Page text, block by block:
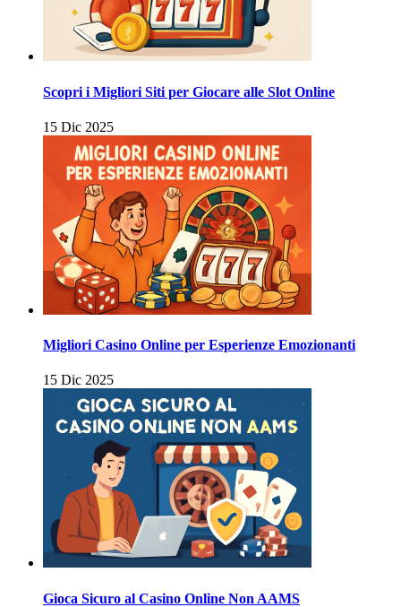
Scopri i Migliori Siti per Giocare alle Slot Online
15 Dic 2025
Migliori Casino Online per Esperienze Emozionanti
15 Dic 2025
Gioca Sicuro al Casino Online Non AAMS